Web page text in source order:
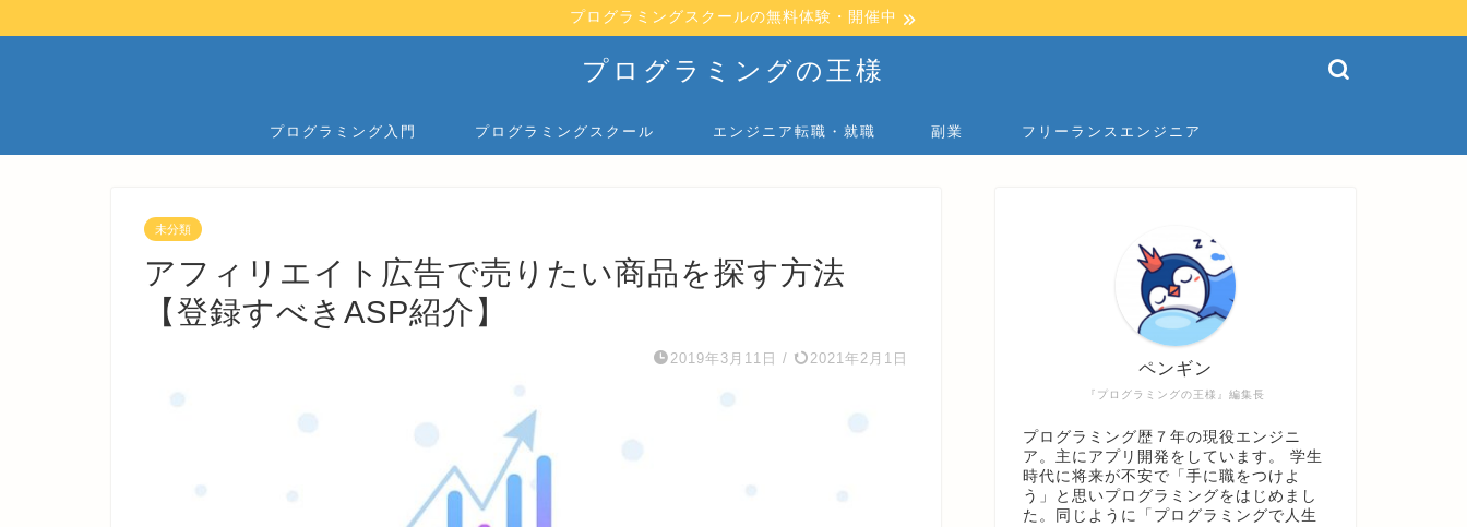
プログラミングスクールの無料体験・開催中
プログラミングの王様
プログラミング入門 プログラミングスクール エンジニア転職・就職 副業 フリーランスエンジニア
未分類
アフィリエイト広告で売りたい商品を探す方法
【登録すべきASP紹介】
2019年3月11日 / 2021年2月1日
『プログラミングの王様』編集長
ペンギン
プログラミング歴７年の現役エンジニ
ア。主にアプリ開発をしています。 学生
時代に将来が不安で「手に職をつけよ
う」と思いプログラミングをはじめまし
た。同じように「プログラミングで人生